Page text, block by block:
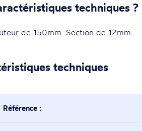
techniques ?
de 150mm. Section de 12mm.
techniques
Référence :